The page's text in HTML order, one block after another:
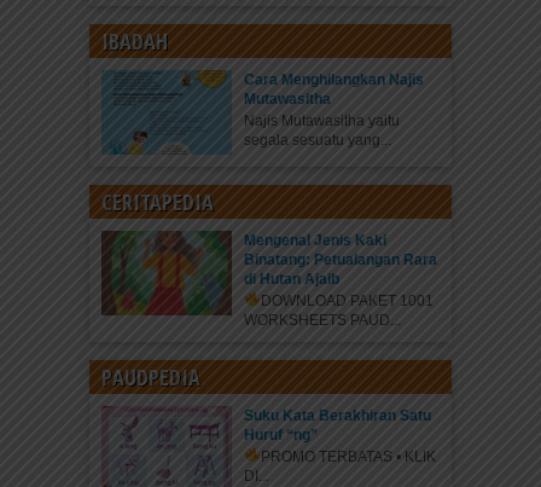
IBADAH
Cara Menghilangkan Najis
Mutawasitha
Najis Mutawasitha yaitu
segala sesuatu yang...
CERITAPEDIA
Mengenal Jenis Kaki
Binatang: Petualangan Rara
di Hutan Ajaib
DOWNLOAD PAKET 1001
WORKSHEETS PAUD...
PAUDPEDIA
Suku Kata Berakhiran Satu
Huruf “ng”
PROMO TERBATAS • KLIK
DI...